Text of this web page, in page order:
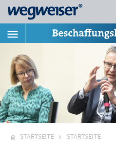
STARTSEITE STARTSEITE